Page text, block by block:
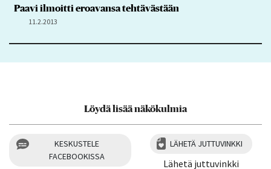
Paavi ilmoitti eroavansa tehtävästään
11.2.2013
Löydä lisää näkökulmia
KESKUSTELE
FACEBOOKISSA
LÄHETÄ JUTTUVINKKI
Lähetä juttuvinkki